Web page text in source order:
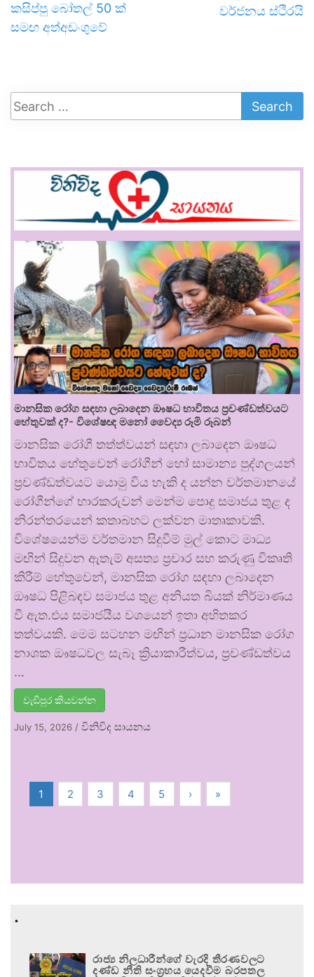
කසිප්පු බෝතල් 50 ක්
සමඟ අත්අඩංගුවේ
වර්ජනය ස්ථිරයි
මානසික රෝග සඳහා ලබාදෙන ඖෂධ භාවිතය ප්‍රචණ්ඩත්වයට
හේතුවක් ද?- විශේෂඥ මනෝ වෛද්‍ය රූමි රූබන්
මානසික රෝගී තත්ත්වයන් සඳහා ලබාදෙන ඖෂධ
භාවිතය හේතුවෙන් රෝගීන් හෝ සාමාන්‍ය පුද්ගලයන්
ප්‍රචණ්ඩත්වයට යොමු විය හැකි ද යන්න වර්තමානයේ
රෝගීන්ගේ භාරකරුවන් මෙන්ම පොදු සමාජය තුළ ද
නිරන්තරයෙන් කතාබහට ලක්වන මාතෘකාවකි.
විශේෂයෙන්ම වර්තමාන සිදුවීම් මුල් කොට මාධ්‍ය
මඟින් සිදුවන ඇතැම් අසත්‍ය ප්‍රචාර සහ කරුණු විකෘති
කිරීම් හේතුවෙන්, මානසික රෝග සඳහා ලබාදෙන
ඖෂධ පිළිබඳව සමාජය තුළ අනියත බියක් නිර්මාණය
වී ඇත.එය සමාජයීය වශයෙන් ඉතා අහිතකර
තත්වයකි. මෙම සටහන මඟින් ප්‍රධාන මානසික රෝග
නාශක ඖෂධවල සැබෑ ක්‍රියාකාරීත්වය, ප්‍රචණ්ඩත්වය
…
වැඩිපුර කියවන්න
July 15, 2026 / විනිවිද සායනය
1 2 3 4 5 › »
.
රාජ්‍ය නිලධාරීන්ගේ වැරදි තීරණවලට
දණ්ඩ නීති සංග්‍රහය යෙදවීම බරපතල